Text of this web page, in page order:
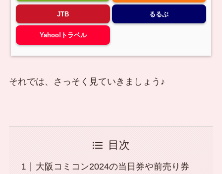
JTB るるぶ
Yahoo!トラベル
それでは、さっそく見ていきましょう♪
目次
大阪コミコン2024の当日券や前売り券